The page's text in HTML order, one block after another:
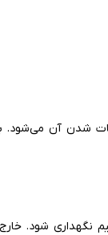
شدن آن می‌شود.
شود.